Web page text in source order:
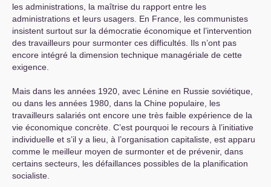
les administrations, la maîtrise du rapport entre les
administrations et leurs usagers. En France, les communistes
insistent surtout sur la démocratie économique et l’intervention
des travailleurs pour surmonter ces difficultés. Ils n’ont pas
encore intégré la dimension technique managériale de cette
exigence.
Mais dans les années 1920, avec Lénine en Russie soviétique,
ou dans les années 1980, dans la Chine populaire, les
travailleurs salariés ont encore une très faible expérience de la
vie économique concrète. C’est pourquoi le recours à l’initiative
individuelle et s’il y a lieu, à l’organisation capitaliste, est apparu
comme le meilleur moyen de surmonter et de prévenir, dans
certains secteurs, les défaillances possibles de la planification
socialiste.